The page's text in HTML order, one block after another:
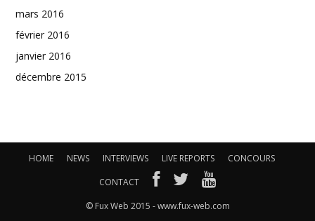
mars 2016
février 2016
janvier 2016
décembre 2015
HOME NEWS INTERVIEWS LIVE REPORTS
CONCOURS
CONTACT
© Fux Web 2015 - www.fux-web.com